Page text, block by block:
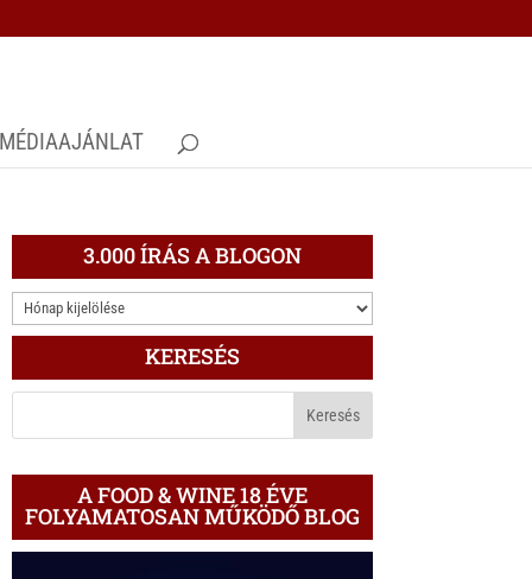
MÉDIAAJÁNLAT
3.000 ÍRÁS A BLOGON
3.000
ÍRÁS
BLOGON
KERESÉS
A FOOD & WINE 18 ÉVE
FOLYAMATOSAN MŰKÖDŐ BLOG